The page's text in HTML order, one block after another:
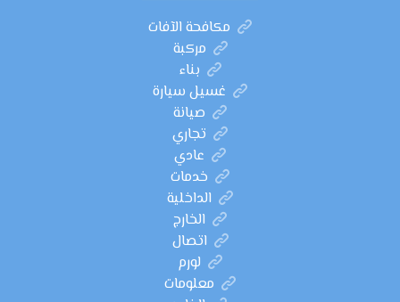
مكافحة الآفات
مركبة
بناء
غسيل سيارة
صيانة
تجاري
عادي
خدمات
الداخلية
الخارج
اتصال
لورم
معلومات